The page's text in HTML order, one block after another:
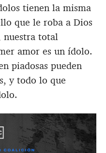
tienen la misma
que le roba a Dios
nuestra total
amor es un ídolo.
piadosas pueden
y todo lo que